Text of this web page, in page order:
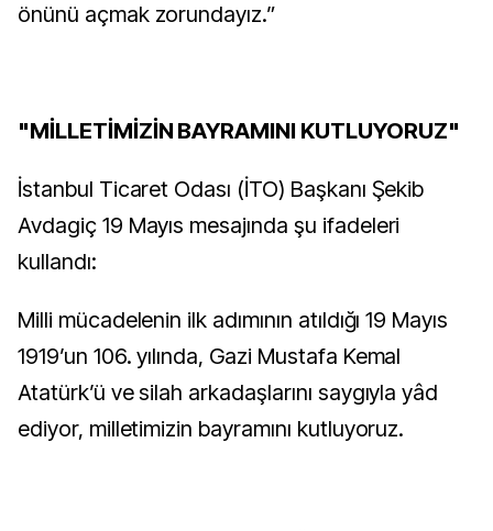
önünü açmak zorundayız.”
"MİLLETİMİZİN BAYRAMINI KUTLUYORUZ"
İstanbul Ticaret Odası (İTO) Başkanı Şekib
Avdagiç 19 Mayıs mesajında şu ifadeleri
kullandı:
Milli mücadelenin ilk adımının atıldığı 19 Mayıs
1919’un 106. yılında, Gazi Mustafa Kemal
Atatürk’ü ve silah arkadaşlarını saygıyla yâd
ediyor, milletimizin bayramını kutluyoruz.